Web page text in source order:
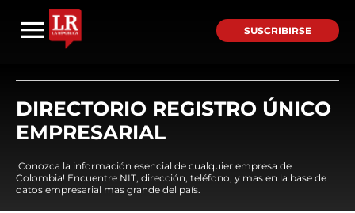
SUSCRIBIRSE
DIRECTORIO REGISTRO ÚNICO
EMPRESARIAL
¡Conozca la información esencial de cualquier empresa de
Colombia! Encuentre NIT, dirección, teléfono, y mas en la base de
datos empresarial mas grande del país.